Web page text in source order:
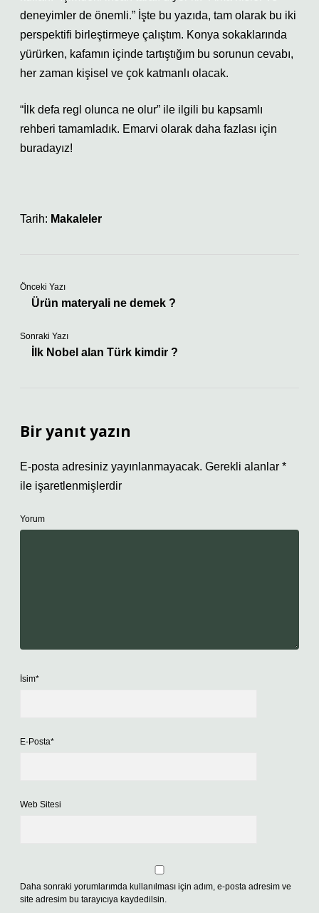
deneyimler de önemli.” İşte bu yazıda, tam olarak bu iki
perspektifi birleştirmeye çalıştım. Konya sokaklarında
yürürken, kafamın içinde tartıştığım bu sorunun cevabı,
her zaman kişisel ve çok katmanlı olacak.
“İlk defa regl olunca ne olur” ile ilgili bu kapsamlı
rehberi tamamladık. Emarvi olarak daha fazlası için
buradayız!
Tarih: Makaleler
Önceki Yazı
Ürün materyali ne demek ?
Sonraki Yazı
İlk Nobel alan Türk kimdir ?
Bir yanıt yazın
E-posta adresiniz yayınlanmayacak. Gerekli alanlar *
ile işaretlenmişlerdir
Yorum
İsim*
E-Posta*
Web Sitesi
Daha sonraki yorumlarımda kullanılması için adım, e-posta adresim ve
site adresim bu tarayıcıya kaydedilsin.